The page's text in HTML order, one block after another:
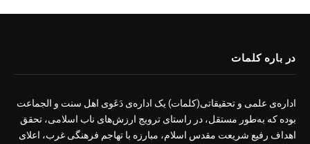
در باره کلمات
اداره‌ی علمی و تحقیقاتی(کلمات) یک اداره‌ی دَعَوی اهل سنت و الجماعت
بوده که به‌طور مستقل، در راستای ترویج ارزش‌های ناب اسلامی، تحقق
اهداف رفیع شریعت مقدس اسلام، مبارزه با تهاجم فرهنگی غرب، اعلای